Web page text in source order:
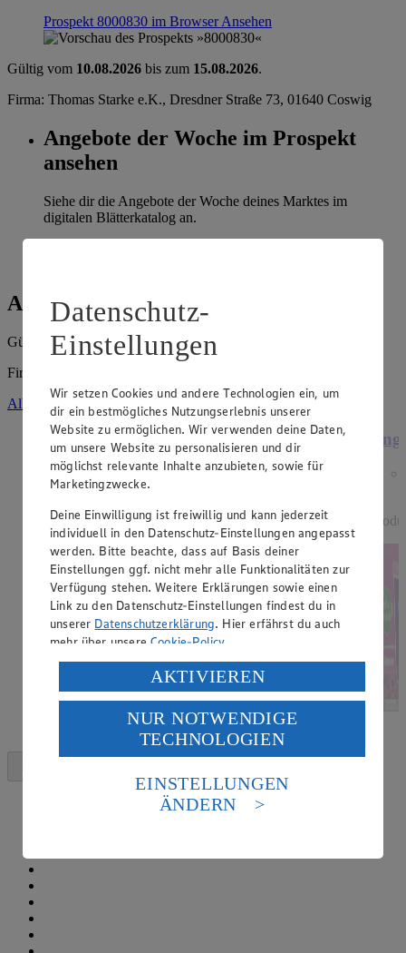
Prospekt 8000830 im BrowserAnsehen
Gültig vom 10.08.2026 bis zum 15.08.2026.
Firma: Thomas Starke e.K., Dresdner Straße 73, 01640 Coswig
Angebote der Woche im Prospekt
ansehen
Siehe dir die Angebote der Woche deines Marktes im
digitalen Blätterkatalog an.
Angebote der Woche
Gültig vom 03.08.2026 bis zum08.08.2026
Firma: Thomas Starke e.K., Dresdner Straße 73, 01640 Coswig
Alle Angebote ansehen
Angebot:15 % Rabatt auf alle Dessert-
Artikel der Marke EDEKA
Genussmomente.
Tagespreis
Tagespreis
Je nach Verfügbarkeit des Marktes.
Datenschutz-
Einstellungen
Wir setzen Cookies und andere Technologien ein, um
dir ein bestmögliches Nutzungserlebnis unserer
Website zu ermöglichen. Wir verwenden deine Daten,
um unsere Website zu personalisieren und dir
möglichst relevante Inhalte anzubieten, sowie für
Marketingzwecke.
Deine Einwilligung ist freiwillig und kann jederzeit
individuell in den Datenschutz-Einstellungen angepasst
werden. Bitte beachte, dass auf Basis deiner
Einstellungen ggf. nicht mehr alle Funktionalitäten zur
Verfügung stehen. Weitere Erklärungen sowie einen
Link zu den Datenschutz-Einstellungen findest du in
unserer Datenschutzerklärung. Hier erfährst du auch
mehr über unsereCookie-Policy.
Verarbeitung deiner personenbezogenen Daten in den
USA durch Facebook und YouTube:
Wenn du auf „Aktivieren“ klickst, willigst du im Sinne
des Art. 49 Abs. 1 Satz 1 lit. a) DSGVO ein, dass deine
Daten in den USA verarbeitet werden. Der EuGH sieht
die USA als Land mit einem nach europäischen
Standards nicht angemessenen Datenschutzniveau an.
Es besteht das Risiko eines Zugriffs durch US-
Informationen zum Herausgeber der Seite findest du
AKTIVIEREN
NUR NOTWENDIGE
TECHNOLOGIEN
EINSTELLUNGEN
ÄNDERN